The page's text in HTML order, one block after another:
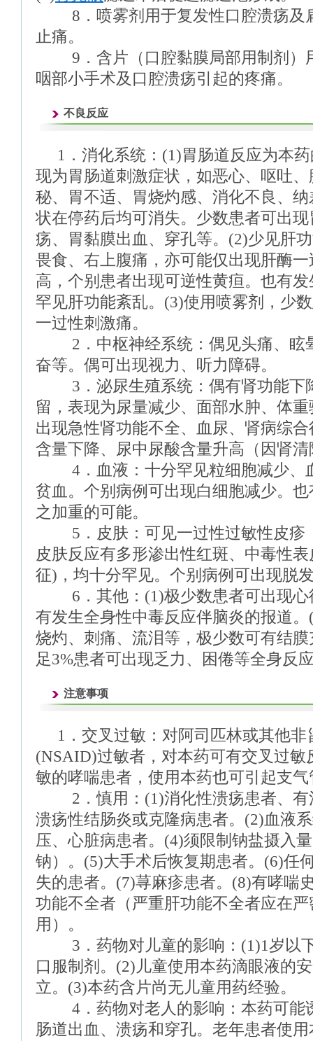
8．喷雾剂用于复发性口腔溃疡及
止痛。
9．含片（口腔黏膜局部用制剂）
咽部小手术及口腔溃疡引起的疼痛。
不良反应
1．消化系统：(1)胃肠道反应为本
现为胃肠道刺激症状，如恶心、呕吐
秘、胃不适、胃烧灼感、消化不良、
状在停药后均可消失。少数患者可出
疡、胃黏膜出血、穿孔等。(2)少见肝
畏食、右上腹痛，亦可能仅出现肝酶
高，个别患者出现可逆性黄疸。也有
罕见肝功能紊乱。(3)使用喷雾剂，少
一过性刺激痛。
2．中枢神经系统：偶见头痛、眩
奋等。偶可出现视力、听力障碍。
3．泌尿生殖系统：偶有肾功能下
留，表现为尿量减少、面部水肿、体
出现急性肾功能不全、血尿、肾病综
含量下降、尿中尿酸含量升高（因肾
4．血液：十分罕见粒细胞减少、
贫血。个别病例可出现白细胞减少。
之加重的可能。
5．皮肤：可见一过性过敏性皮疹
皮肤反应有多形渗出性红斑、中毒性
征)，均十分罕见。个别病例可出现脱
6．其他：(1)极少数患者可出现心
有发生全身性中毒反应伴脑炎的报道
烧灼、刺痛、流泪等，极少数可有结
足3%患者可出现乏力、困倦等全身反
注意事项
1．交叉过敏：对阿司匹林或其他非
(NSAID)过敏者，对本药可有交叉过敏
敏的哮喘患者，使用本药也可引起支
2．慎用：(1)消化性溃疡患者、有
溃疡性结肠炎或克隆病患者。(2)血液
压、心脏病患者。(4)须限制钠盐摄入
钠）。(5)大手术后恢复期患者。(6)任
失的患者。(7)荨麻疹患者。(8)有哮喘
功能不全者（严重肝功能不全者应在
用）。
3．药物对儿童的影响：(1)1岁以
口服制剂。(2)儿童使用本药滴眼液的
立。(3)本药含片尚无儿童用药经验。
4．药物对老人的影响：本药可能
肠道出血、溃疡和穿孔。老年患者使